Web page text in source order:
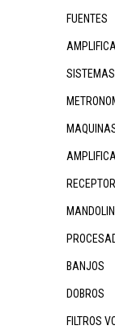
FUENTES
BANJOS
DOBROS
FILTROS